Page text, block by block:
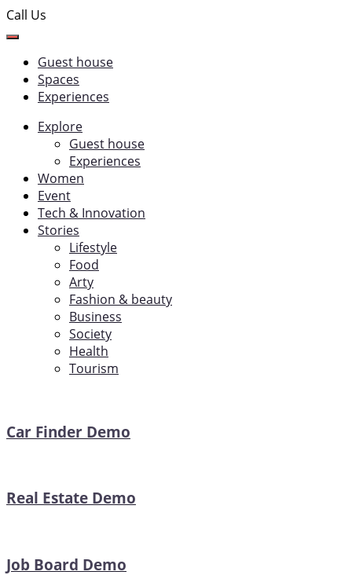
Call Us
Guest house
Spaces
Experiences
Explore
Guest house
Experiences
Women
Event
Tech & Innovation
Stories
Lifestyle
Food
Arty
Fashion & beauty
Business
Society
Health
Tourism
Car Finder Demo
Real Estate Demo
Job Board Demo